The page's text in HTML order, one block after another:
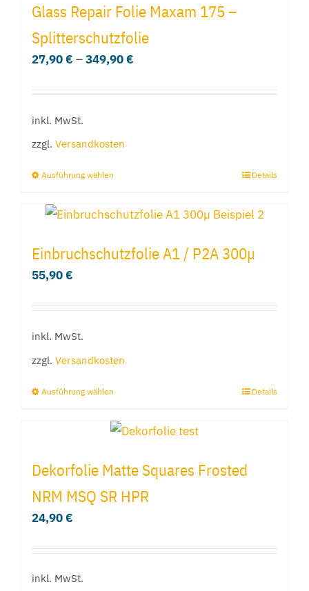
Glass Repair Folie Maxam 175 –
Splitterschutzfolie
27,90€ –349,90€
inkl. MwSt.
zzgl. Versandkosten
Ausführung wählen
weist
Varianten
Die
auf
gewählt
Details
Einbruchschutzfolie A1 / P2A 300µ
55,90€
inkl. MwSt.
zzgl. Versandkosten
Ausführung wählen
weist
Varianten
auf.
Details
Dekorfolie Matte Squares Frosted
NRM MSQ SR HPR
24,90€
inkl. MwSt.